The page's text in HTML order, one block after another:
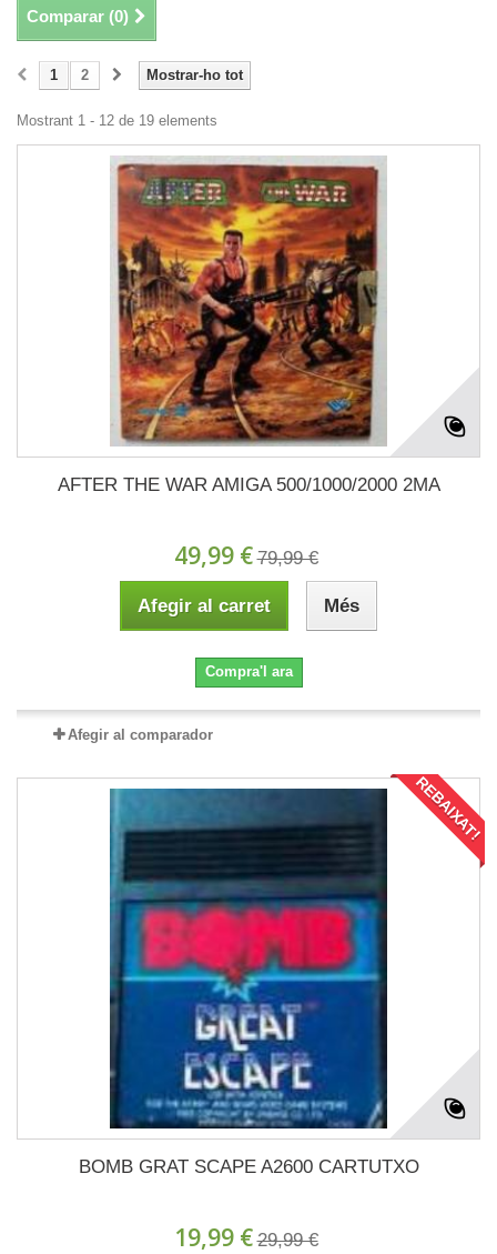
Comparar (0)
Mostrar-ho tot
1 2
Mostrant 1 - 12 de 19 elements
AFTER THE WAR AMIGA 500/1000/2000 2MA
49,99 € 79,99 €
Afegir al carret Més
Compra'l ara
Afegir al comparador
REBAIXAT!
BOMB GRAT SCAPE A2600 CARTUTXO
19,99 € 29,99 €